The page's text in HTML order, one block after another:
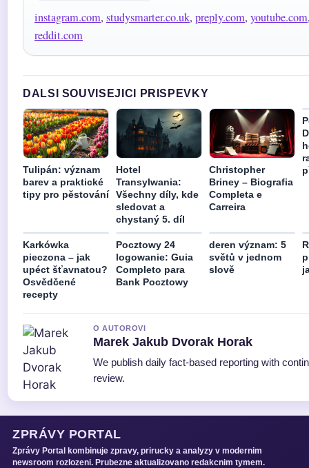
instagram.com, studysmarter.co.uk, preply.com, youtube.com
reddit.com
DALSI SOUVISEJICI PRISPEVKY
Tulipán: význam
barev a praktické
tipy pro pěstování
Hotel
Transylwania:
Všechny díly, kde
sledovat a
chystaný 5. díl
Christopher
Briney – Biografia
Completa e
Carreira
Karkówka
pieczona – jak
upéct šťavnatou?
Osvědčené
recepty
Pocztowy 24
logowanie: Guia
Completo para
Bank Pocztowy
deren význam: 5
světů v jednom
slově
O AUTOROVI
Marek Jakub Dvorak Horak
We publish daily fact-based reporting with
review.
ZPRÁVY PORTAL
Zprávy Portal kombinuje zpravy, prirucky a analyzy v modernim
newsroom rozlozeni. Prubezne aktualizovano redakcnim tymem.